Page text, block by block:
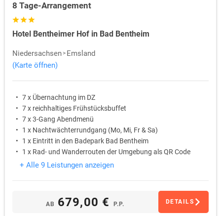
8 Tage-Arrangement
Hotel Bentheimer Hof in Bad Bentheim
Niedersachsen
Emsland
(Karte öffnen)
7 x Übernachtung im DZ
7 x reichhaltiges Frühstücksbuffet
7 x 3-Gang Abendmenü
1 x Nachtwächterrundgang (Mo, Mi, Fr & Sa)
1 x Eintritt in den Badepark Bad Bentheim
1 x Rad- und Wanderrouten der Umgebung als QR Code
+ Alle 9 Leistungen anzeigen
AB 679,00 € P.P. DETAILS